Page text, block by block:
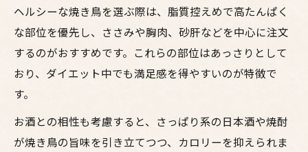
ヘルシーな焼き鳥を選ぶ際は、脂質控えめで高たんぱく
な部位を優先し、ささみや胸肉、砂肝などを中心に注文
するのがおすすめです。これらの部位はあっさりとして
おり、ダイエット中でも満足感を得やすいのが特徴で
す。
お酒との相性も考慮すると、さっぱり系の日本酒や焼酎
が焼き鳥の旨味を引き立てつつ、カロリーを抑えられま